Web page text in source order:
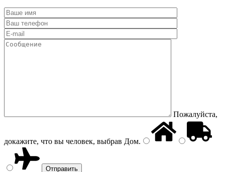
Пожалуйста,
докажите, что вы человек, выбрав Дом.